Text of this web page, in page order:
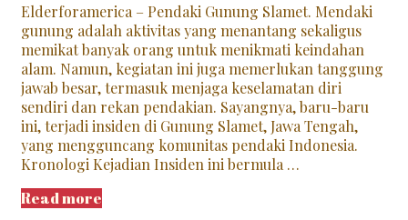
Elderforamerica – Pendaki Gunung Slamet. Mendaki
gunung adalah aktivitas yang menantang sekaligus
memikat banyak orang untuk menikmati keindahan
alam. Namun, kegiatan ini juga memerlukan tanggung
jawab besar, termasuk menjaga keselamatan diri
sendiri dan rekan pendakian. Sayangnya, baru-baru
ini, terjadi insiden di Gunung Slamet, Jawa Tengah,
yang mengguncang komunitas pendaki Indonesia.
Kronologi Kejadian Insiden ini bermula …
Read more